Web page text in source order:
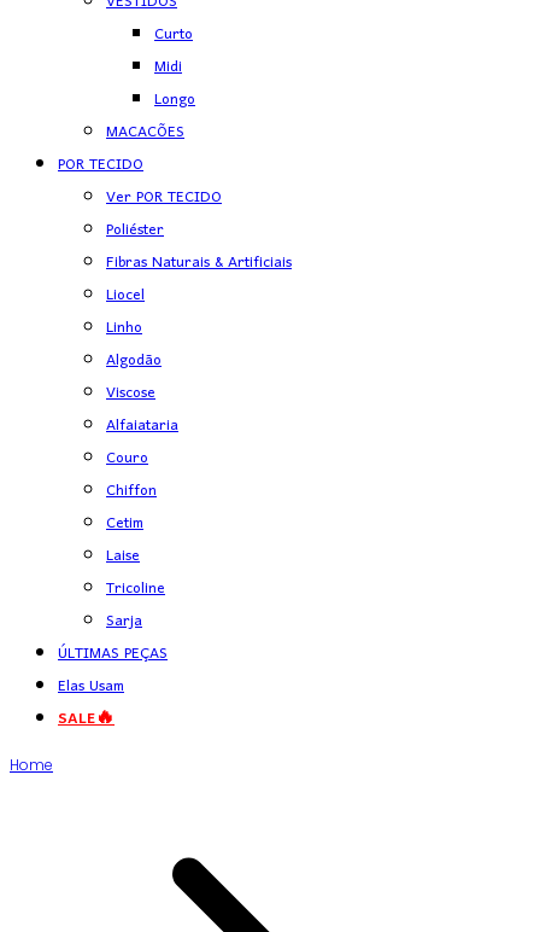
Curto
Midi
Longo
MACACÕES
POR TECIDO
Ver POR TECIDO
Poliéster
Fibras Naturais & Artificiais
Liocel
Linho
Algodão
Viscose
Alfaiataria
Couro
Chiffon
Cetim
Laise
Tricoline
Sarja
ÚLTIMAS PEÇAS
Elas Usam
SALE🔥
Home